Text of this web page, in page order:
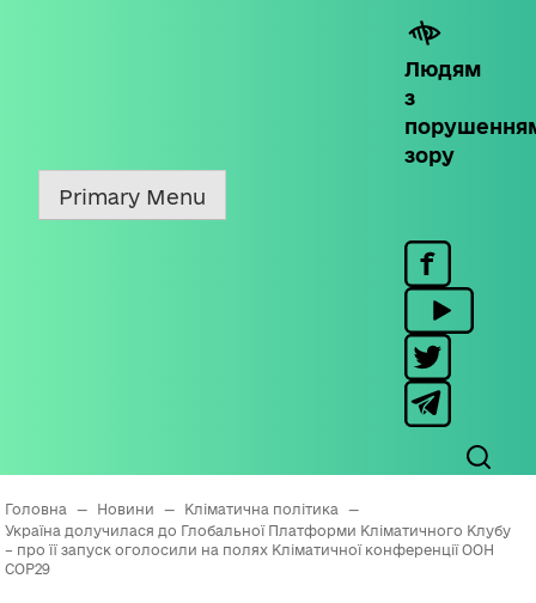
Людям
з
зору
Primary Menu
Головна — Новини — Кліматична політика
—
Україна долучилася до Глобальної Платформи Кліматичного Клубу
– про її запуск оголосили на полях Кліматичної конференції ООН
СОР29